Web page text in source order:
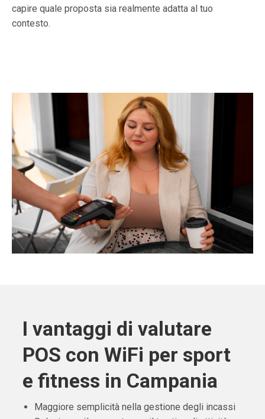
capire quale proposta sia realmente adatta al tuo
contesto.
I vantaggi di valutare
POS con WiFi per sport
e fitness in Campania
Maggiore semplicità nella gestione degli incassi